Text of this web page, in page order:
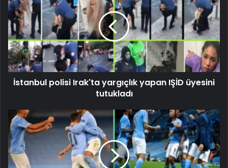
İstanbul polisi Irak'ta yargıçlık yapan IŞİD üyesini
tutukladı